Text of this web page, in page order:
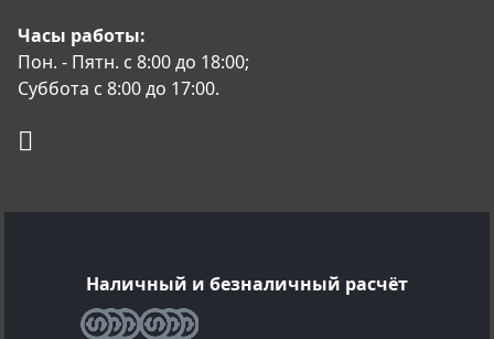
Часы работы:
Пон. - Пятн. с 8:00 до 18:00;
Суббота с 8:00 до 17:00.
Наличный и безналичный расчёт